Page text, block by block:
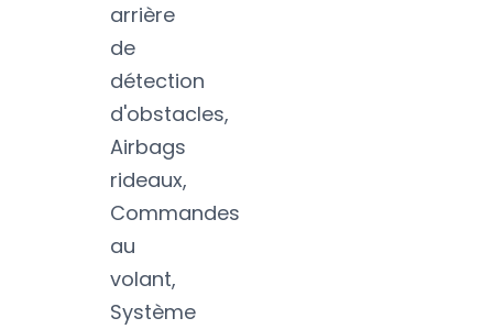
arrière
de
détection
d'obstacles,
Airbags
rideaux,
Commandes
au
volant,
Système